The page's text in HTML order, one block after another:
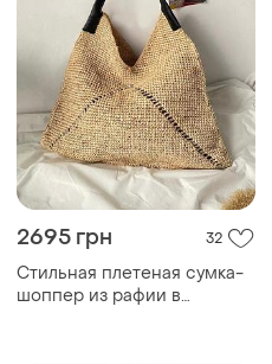
5000 грн 19
Braccialini